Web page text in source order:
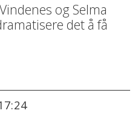
og Selma
det å få